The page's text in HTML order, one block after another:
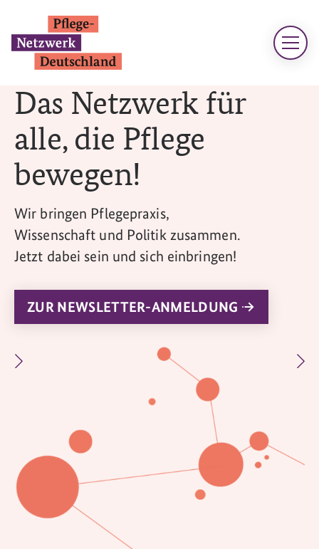
Das Netzwerk für
alle, die Pflege
bewegen!
Wir bringen Pflegepraxis,
Wissenschaft und Politik zusammen.
Jetzt dabei sein und sich einbringen!
ZUR NEWSLETTER-ANMELDUNG